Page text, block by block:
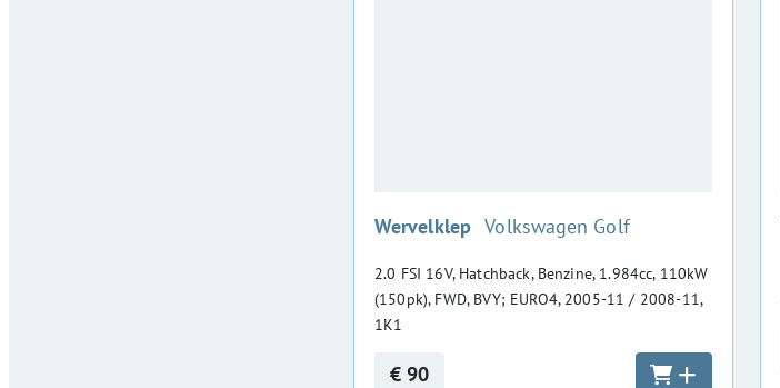
Wervelklep :Volkswagen Golf
2.0 FSI 16V, Hatchback, Benzine, 1.984cc, 110kW
(150pk), FWD, BVY; EURO4, 2005-11 / 2008-11,
1K1
€ 90